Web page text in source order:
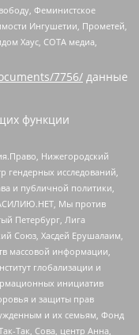
Феминистское
Ингушетии, Прометей,
Хаус, СОТА медиа,
7756/ данные
функции
Нижегородский
гендерных исследований,
и публичной политики,
Мы против
Петербург, Лига
Союз, Хасдей Ерушалаим,
массовой информации,
глобализации и
инициатив
и защиты прав
и их семьям, Фонд
Так, Сова, центр Анна,